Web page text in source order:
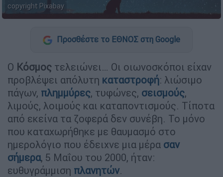
copyright Pixabay
Προσθέστε το ΕΘΝΟΣ στη Google
Ο Κόσμος τελειώνει… Οι οιωνοσκόποι είχαν
προβλέψει απόλυτη καταστροφή: λιώσιμο
πάγων, πλημμύρες, τυφώνες, σεισμούς,
λιμούς, λοιμούς και καταποντισμούς. Τίποτα
από εκείνα τα ζοφερά δεν συνέβη. Το μόνο
που καταχωρήθηκε με θαυμασμό στο
ημερολόγιο που έδειχνε μια μέρα σαν
σήμερα, 5 Μαΐου του 2000, ήταν:
ευθυγράμμιση πλανητών.